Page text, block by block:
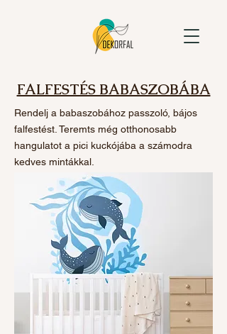
FALFESTÉS BABASZOBÁBA
Rendelj a babaszobához passzoló, bájos
falfestést. Teremts még otthonosabb
hangulatot a pici kuckójába a számodra
kedves mintákkal.